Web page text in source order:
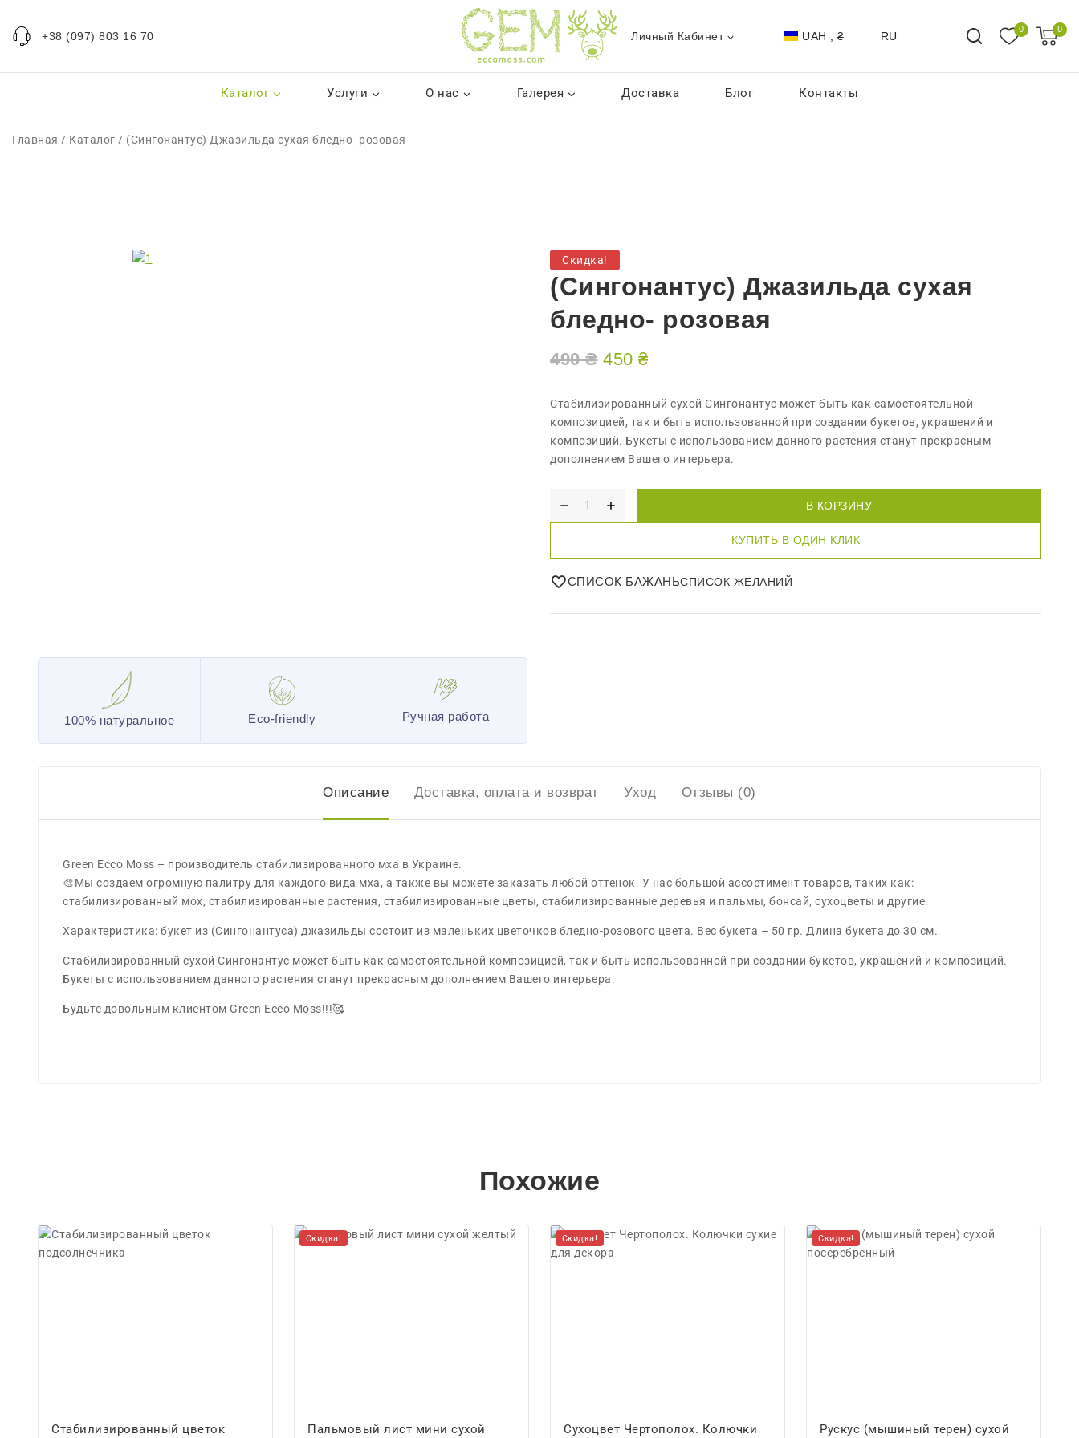
+38 (097) 803 16 70 Личный Кабинет UAH , ₴ RU 0 0
Каталог Услуги О нас Галерея Доставка Блог Контакты
Главная / Каталог / (Сингонантус) Джазильда сухая бледно- розовая
100% натуральное Eco-friendly Ручная работа
Скидка!
(Сингонантус) Джазильда сухая
бледно- розовая
490₴ 450 ₴
Стабилизированный сухой Сингонантус может быть как самостоятельной
композицией, так и быть использованной при создании букетов, украшений и
композиций. Букеты с использованием данного растения станут прекрасным
дополнением Вашего интерьера.
В КОРЗИНУ
КУПИТЬ В ОДИН КЛИК
СПИСОК БАЖАНЬ
Описание Доставка, оплата и возврат Уход Отзывы (0)
Green Ecco Moss – производитель стабилизированного мха в Украине.
🎨Мы создаем огромную палитру для каждого вида мха, а также вы можете заказать любой оттенок. У нас большой ассортимент товаров, таких как:
стабилизированный мох, стабилизированные растения, стабилизированные цветы, стабилизированные деревья и пальмы, бонсай, сухоцветы и другие.
Характеристика: букет из (Сингонантуса) джазильды состоит из маленьких цветочков бледно-розового цвета. Вес букета – 50 гр. Длина букета до 30 см.
Стабилизированный сухой Сингонантус может быть как самостоятельной композицией, так и быть использованной при создании букетов, украшений и композиций.
Букеты с использованием данного растения станут прекрасным дополнением Вашего интерьера.
Будьте довольным клиентом Green Ecco Moss!!!🥰
Похожие
Стабилизированный цветок
Скидка!
Пальмовый лист мини сухой
Скидка!
Сухоцвет Чертополох. Колючки
Скидка!
Рускус (мышиный терен) сухой